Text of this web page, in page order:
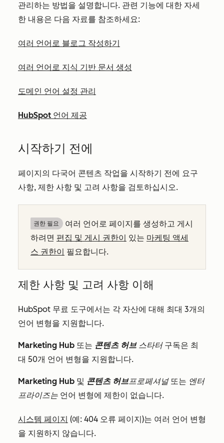
관리하는 방법을 설명합니다. 관련 기능에 대한 자세
한 내용은 다음 자료를 참조하세요:
여러 언어로 블로그 작성하기
여러 언어로 지식 기반 문서 생성
도메인 언어 설정 관리
HubSpot 언어 제공
시작하기 전에
페이지의 다국어 콘텐츠 작업을 시작하기 전에 요구
사항, 제한 사항 및 고려 사항을 검토하십시오.
권한 필요
여러 언어로 페이지를 생성하고 게시
하려면 편집 및 게시 권한이 있는 마케팅 액세
스 권한이 필요합니다.
제한 사항 및 고려 사항 이해
HubSpot 무료 도구에서는 각 자산에 대해 최대 3개의
언어 변형을 지원합니다.
Marketing Hub 또는 콘텐츠 허브스타터구독은 최
대 50개 언어 변형을 지원합니다.
Marketing Hub 및 콘텐츠 허브프로페셔널또는 엔터
프라이즈는 언어 변형에 제한이 없습니다.
시스템 페이지 (예: 404 오류 페이지)는 여러 언어 변형
을 지원하지 않습니다.